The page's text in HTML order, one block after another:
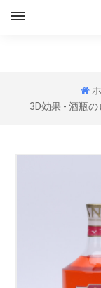
3D効果 - 酒瓶